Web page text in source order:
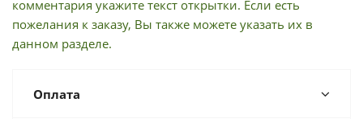
комментария укажите текст открытки. Если есть
пожелания к заказу, Вы также можете указать их в
данном разделе.
Оплата